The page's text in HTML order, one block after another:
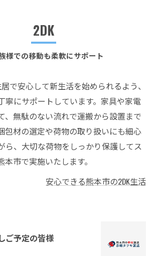
2DK
様での移動も柔軟にサポート
で安心して新生活を始められるよう、
寧にサポートしています。家具や家電
、無駄のない流れで運搬から設置まで
包材の選定や荷物の取り扱いにも細心
ら、大切な荷物をしっかり保護してス
市で実施いたします。
安心できる熊本市の2DK生活
ご予定の皆様